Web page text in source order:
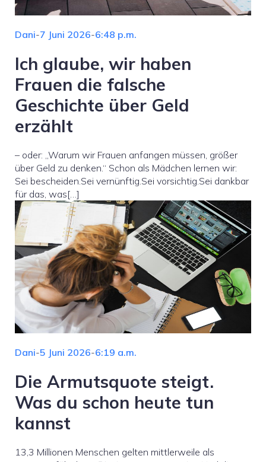
Dani-7 Juni 2026-6:48 p.m.
Ich glaube, wir haben
Frauen die falsche
Geschichte über Geld
erzählt
– oder: „Warum wir Frauen anfangen müssen, größer
über Geld zu denken.“ Schon als Mädchen lernen wir:
Sei bescheiden.Sei vernünftig.Sei vorsichtig.Sei dankbar
für das, was[…]
Dani-5 Juni 2026-6:19 a.m.
Die Armutsquote steigt.
Was du schon heute tun
kannst
13,3 Millionen Menschen gelten mittlerweile als